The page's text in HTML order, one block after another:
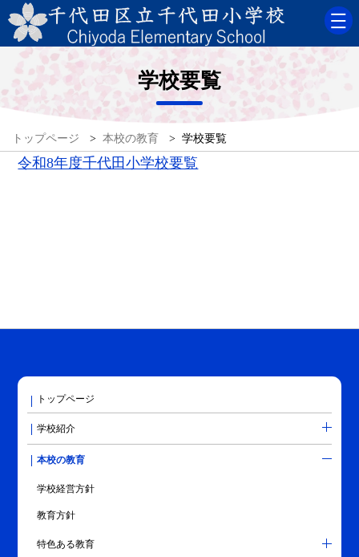
学校要覧
トップページ > 本校の教育 > 学校要覧
令和8年度千代田小学校要覧
トップページ
学校紹介
本校の教育
学校経営方針
教育方針
特色ある教育